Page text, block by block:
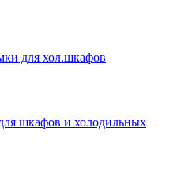
для хол.шкафов
шкафов и холодильных